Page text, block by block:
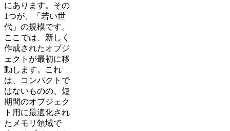
にあります。その
1つが、「若い世
代」の規模です。
ここでは、新しく
作成されたオブジ
ェクトが最初に移
動します。これ
は、コンパクトで
はないものの、短
期間のオブジェク
ト用に最適化され
たメモリ領域で